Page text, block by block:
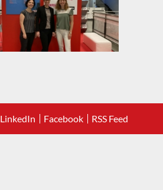
LinkedIn Facebook RSS Feed